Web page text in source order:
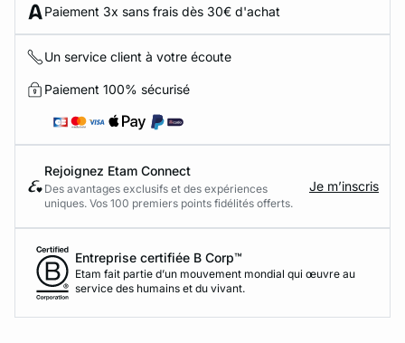
Paiement 3x sans frais dès 30€ d'achat
Un service client à votre écoute
Paiement 100% sécurisé
Rejoignez Etam Connect
Des avantages exclusifs et des expériences
uniques. Vos 100 premiers points fidélités offerts.
Je m’inscris
Entreprise certifiée B Corp™
Etam fait partie d’un mouvement mondial qui œuvre au
service des humains et du vivant.